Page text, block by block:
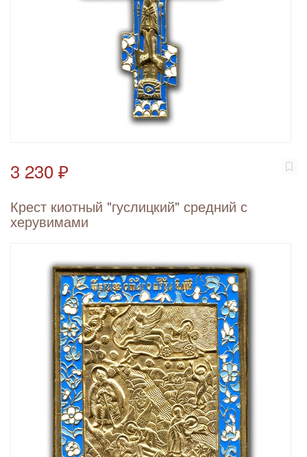
3 230 ₽
Крест киотный "гуслицкий" средний с
херувимами